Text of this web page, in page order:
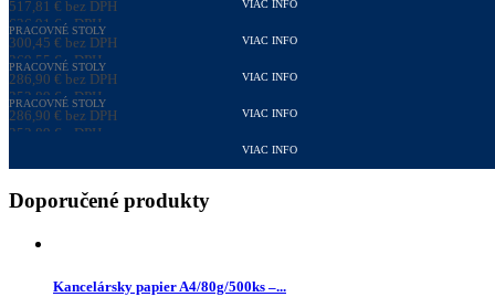
VIAC INFO
517,81 € bez DPH
636,91€s DPH
VIAC INFO
PRACOVNÉ STOLY
300,45 € bez DPH
369,55€s DPH
VIAC INFO
PRACOVNÉ STOLY
286,90 € bez DPH
352,89€s DPH
VIAC INFO
PRACOVNÉ STOLY
286,90 € bez DPH
352,89 € s DPH
VIAC INFO
Doporučené produkty
Kancelársky papier A4/80g/500ks –...